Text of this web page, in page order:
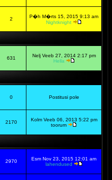
2
P�h M�rts 15, 2015 9:13 am
Nightknight
631
Nelj Veeb 27, 2014 2:17 pm
Hella
0 Postitusi pole
2170
Kolm Veeb 06, 2013 5:22 pm
toorum
2970
Esm Nov 23, 2015 12:01 am
lahendused